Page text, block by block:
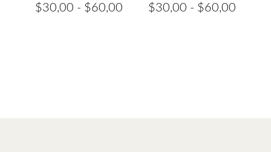
$30,00 - $60,00 Rango
$30,00 - $60,00Rango